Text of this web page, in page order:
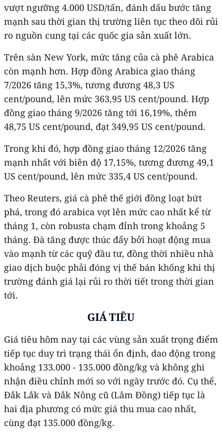
vượt ngưỡng 4.000 USD/tấn, đánh dấu bước tăng
mạnh sau thời gian thị trường liên tục theo dõi rủi
ro nguồn cung tại các quốc gia sản xuất lớn.
Trên sàn New York, mức tăng của cà phê Arabica
còn mạnh hơn. Hợp đồng Arabica giao tháng
7/2026 tăng 15,3%, tương đương 48,3 US
cent/pound, lên mức 363,95 US cent/pound. Hợp
đồng giao tháng 9/2026 tăng tới 16,19%, thêm
48,75 US cent/pound, đạt 349,95 US cent/pound.
Trong khi đó, hợp đồng giao tháng 12/2026 tăng
mạnh nhất với biên độ 17,15%, tương đương 49,1
US cent/pound, lên mức 335,4 US cent/pound.
Theo Reuters, giá cà phê thế giới đồng loạt bứt
phá, trong đó arabica vọt lên mức cao nhất kể từ
tháng 1, còn robusta chạm đỉnh trong khoảng 5
tháng. Đà tăng được thúc đẩy bởi hoạt động mua
vào mạnh từ các quỹ đầu tư, đồng thời nhiều nhà
giao dịch buộc phải đóng vị thế bán khống khi thị
trường đánh giá lại rủi ro thời tiết trong thời gian
tới.
GIÁ TIÊU
Giá tiêu hôm nay tại các vùng sản xuất trọng điểm
tiếp tục duy trì trạng thái ổn định, dao động trong
khoảng 133.000 - 135.000 đồng/kg và không ghi
nhận điều chỉnh mới so với ngày trước đó. Cụ thể,
Đắk Lắk và Đắk Nông cũ (Lâm Đồng) tiếp tục là
hai địa phương có mức giá thu mua cao nhất,
cùng đạt 135.000 đồng/kg.